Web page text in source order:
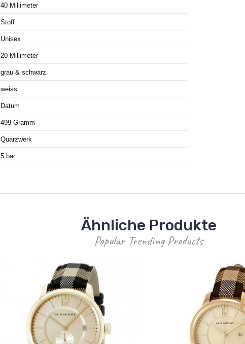
40 Millimeter
Stoff
Unisex
20 Millimeter
grau & schwarz
weiss
Datum
499 Gramm
Quarzwerk
5 bar
Ähnliche Produkte
Popular Trending Products